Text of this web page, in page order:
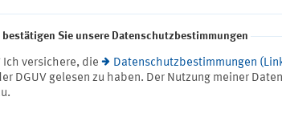
Sie unsere Datenschutzbestimmungen
Ich versichere, die
Datenschutzbestimmungen
DGUV gelesen zu haben. Der Nutzung meiner